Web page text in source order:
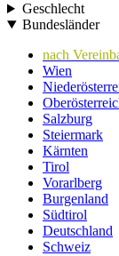
Geschlecht
Bundesländer
nach
Wien
Salzburg
Steiermark
Kärnten
Tirol
Vorarlberg
Burgenland
Südtirol
Deutschland
Schweiz